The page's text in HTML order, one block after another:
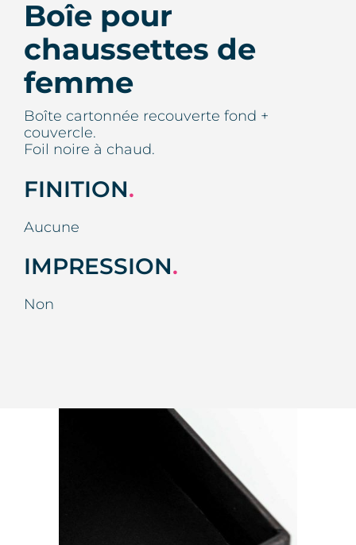
Boîe pour
chaussettes de
femme
Boîte cartonnée recouverte fond +
couvercle.
Foil noire à chaud.
FINITION.
Aucune
IMPRESSION.
Non